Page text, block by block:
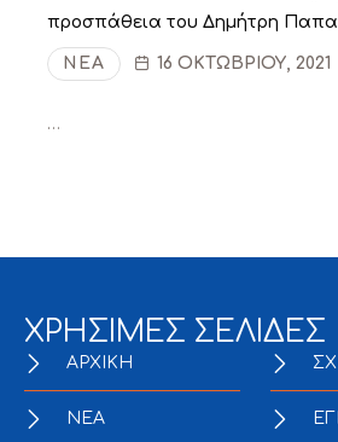
προσπάθεια του Δημήτρη
ΝΈΑ 16 ΟΚΤΩΒΡΊΟΥ, 2021
…
ΧΡΗΣΙΜΕΣ ΣΕΛΙΔΕΣ
ΑΡΧΙΚΗ
NEA